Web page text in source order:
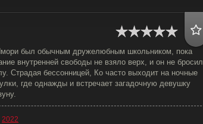
был обычным дружелюбным школьником, пока
внутренней свободы не взяло верх, и он не бросил
Страдая бессонницей, Ко часто выходит на ночные
где однажды и встречает загадочную девушку
2022